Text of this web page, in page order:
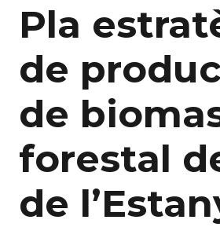
Pla
de
de
forestal
de